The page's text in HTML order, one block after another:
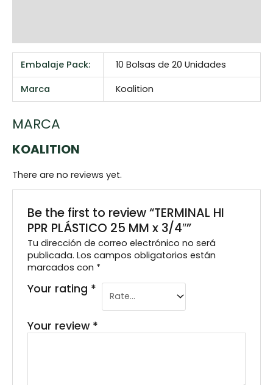
Embalaje Pack:
10 Bolsas de 20 Unidades
Marca
Koalition
MARCA
KOALITION
There are no reviews yet.
Be the first to review “TERMINAL HI
PPR PLÁSTICO 25 MM x 3/4″”
Tu dirección de correo electrónico no será
publicada. Los campos obligatorios están
marcados con *
Your rating *
Your review *